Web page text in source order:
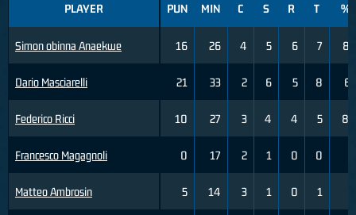
PLAYER
Simon obinna Anaekwe
Dario Masciarelli
Federico Ricci
Francesco Magagnoli
Matteo Ambrosin
PUN MIN C S R T %
16 26 4 5 6 7 86
21 33 2 6 5 8 63
10 27 3 4 4 5 80
0 17 2 1 0 0
5 14 3 1 0 1